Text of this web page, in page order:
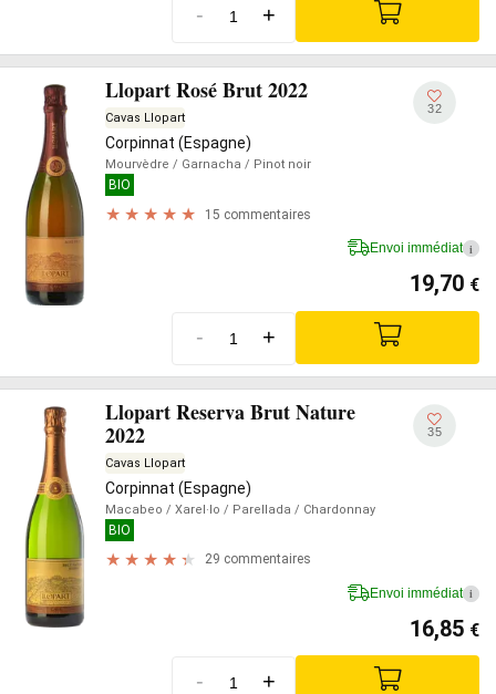
- +
Llopart Rosé Brut 2022
Cavas Llopart
Corpinnat (Espagne)
Mourvèdre / Garnacha / Pinot noir
BIO
15 commentaires
32
Envoi immédiat i
19,70 €
- +
Llopart Reserva Brut Nature
2022
Cavas Llopart
Corpinnat (Espagne)
Macabeo / Xarel·lo / Parellada / Chardonnay
BIO
29 commentaires
35
Envoi immédiat i
16,85 €
- +